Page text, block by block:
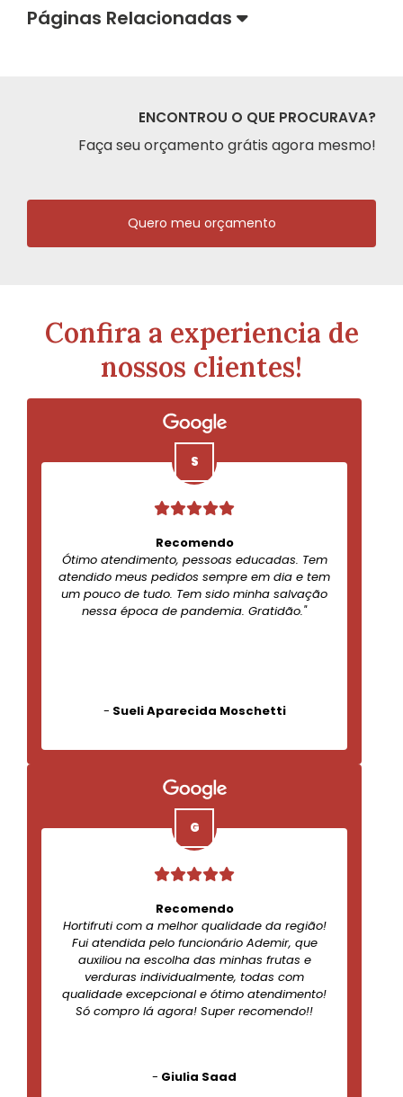
Páginas Relacionadas
ENCONTROU O QUE PROCURAVA?
Faça seu orçamento grátis agora mesmo!
Quero meu orçamento
Confira a experiencia de
nossos clientes!
Recomendo
Ótimo atendimento, pessoas educadas. Tem
atendido meus pedidos sempre em dia e tem
um pouco de tudo. Tem sido minha salvação
nessa época de pandemia. Gratidão."
- Sueli Aparecida Moschetti
Recomendo
Hortifruti com a melhor qualidade da região!
Fui atendida pelo funcionário Ademir, que
auxiliou na escolha das minhas frutas e
verduras individualmente, todas com
qualidade excepcional e ótimo atendimento!
Só compro lá agora! Super recomendo!!
- Giulia Saad